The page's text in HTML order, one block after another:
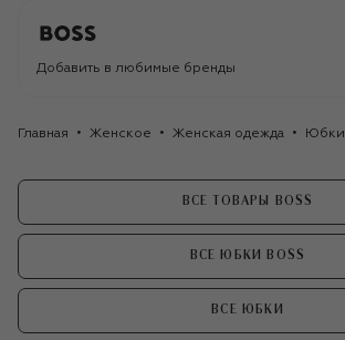
Добавить в любимые бренды
Главная Женское Женская одежда Юбки
ВСЕ ТОВАРЫ BOSS
ВСЕ ЮБКИ BOSS
ВСЕ ЮБКИ